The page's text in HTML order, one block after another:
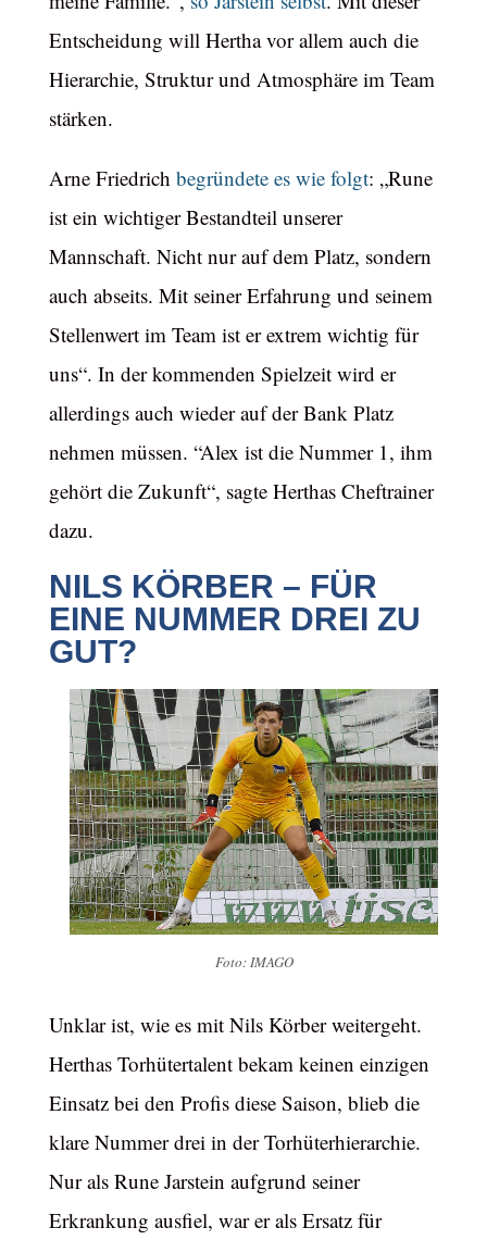
Entscheidung will Hertha vor allem auch die
Hierarchie, Struktur und Atmosphäre im Team
stärken.
Arne Friedrich begründete es wie folgt: „Rune
ist ein wichtiger Bestandteil unserer
Mannschaft. Nicht nur auf dem Platz, sondern
auch abseits. Mit seiner Erfahrung und seinem
Stellenwert im Team ist er extrem wichtig für
uns“. In der kommenden Spielzeit wird er
allerdings auch wieder auf der Bank Platz
nehmen müssen. “Alex ist die Nummer 1, ihm
gehört die Zukunft“, sagte Herthas Cheftrainer
dazu.
NILS KÖRBER – FÜR
EINE NUMMER DREI ZU
GUT?
Foto: IMAGO
Unklar ist, wie es mit Nils Körber weitergeht.
Herthas Torhütertalent bekam keinen einzigen
Einsatz bei den Profis diese Saison, blieb die
klare Nummer drei in der Torhüterhierarchie.
Nur als Rune Jarstein aufgrund seiner
Erkrankung ausfiel, war er als Ersatz für